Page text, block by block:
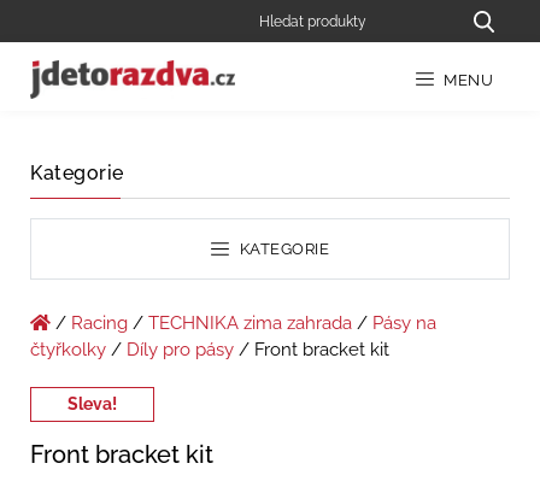
MENU
Kategorie
KATEGORIE
/ Racing / TECHNIKA zima zahrada / Pásy na
čtyřkolky / Díly pro pásy / Front bracket kit
Sleva!
Front bracket kit